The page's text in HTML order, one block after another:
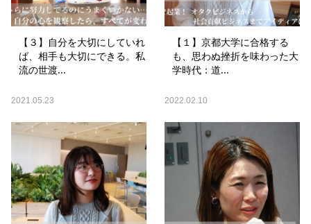
【３】自分を大切にしていれ
ば、相手も大切にできる。私
流の世渡...
2021.05.23
【１】京都大学に合格する
も、思わぬ挫折を味わった大
学時代：道...
2022.02.10